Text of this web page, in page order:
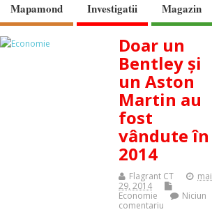
Mapamond
Investigatii Magazin
Doar un
Bentley și
un Aston
Martin au
fost
vândute în
2014
Flagrant CT
mai
29, 2014
Economie
Niciun
comentariu